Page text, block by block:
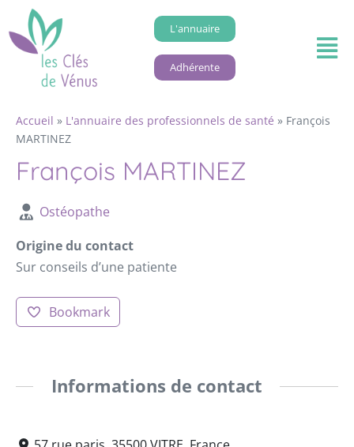
L'annuaire
Adhérente
Accueil » L'annuaire des professionnels de santé » François
MARTINEZ
François MARTINEZ
Ostéopathe
Origine du contact
Sur conseils d’une patiente
Bookmark
Informations de contact